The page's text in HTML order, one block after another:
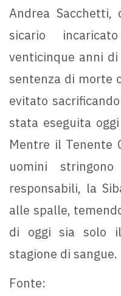
Andrea
sicario
venticinque anni
sentenza di morte
evitato
stata eseguita
Mentre il Tenente
uomini
responsabili, la
alle spalle,
di oggi sia solo
stagione di sangue.
Fonte: